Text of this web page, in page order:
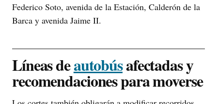
Federico Soto, avenida de la Estación, Calderón de la
Barca y avenida Jaime II.
Líneas deautobúsafectadas y
recomendaciones para moverse